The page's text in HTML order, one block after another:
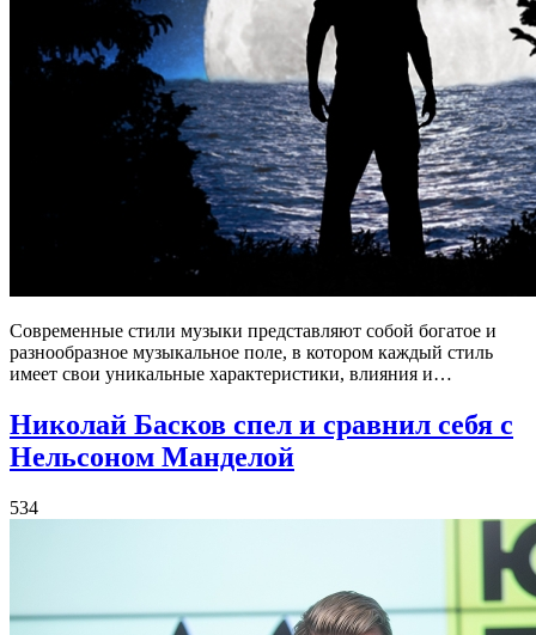
Современные стили музыки представляют собой богатое и
разнообразное музыкальное поле, в котором каждый стиль
имеет свои уникальные характеристики, влияния и…
Николай Басков спел и сравнил себя с
Нельсоном Манделой
534